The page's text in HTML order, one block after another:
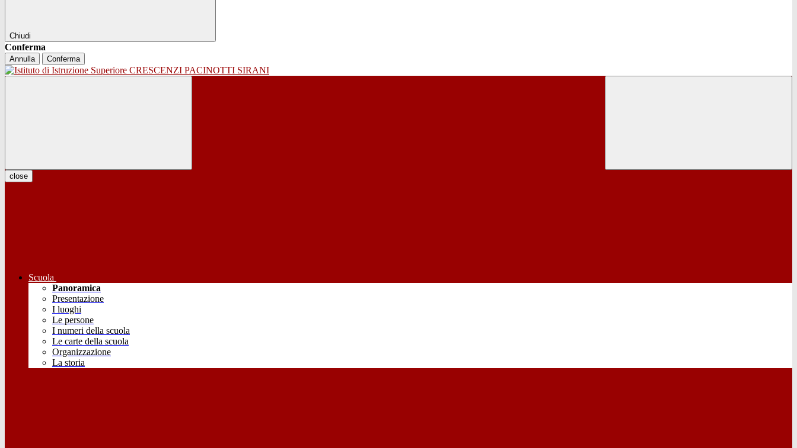
Chiudi
Conferma
Annulla Conferma
close
Scuola
Panoramica
Presentazione
I luoghi
Le persone
I numeri della scuola
Le carte della scuola
Organizzazione
La storia